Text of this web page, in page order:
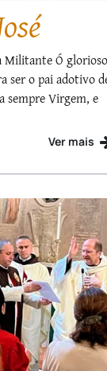
Militante Ó glorioso
ser o pai adotivo
sempre Virgem, e
Ver mais